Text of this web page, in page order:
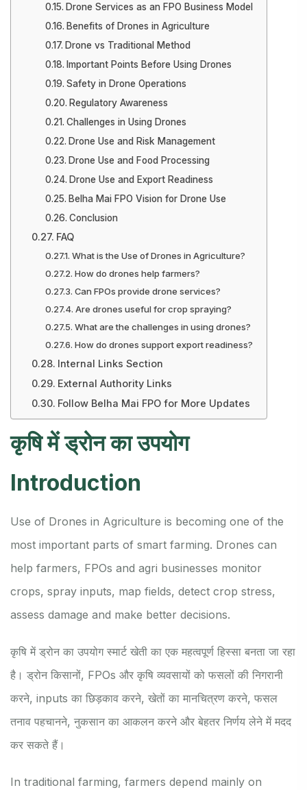
Drone Services as an FPO Business Model
Benefits of Drones in Agriculture
Drone vs Traditional Method
Important Points Before Using Drones
Safety in Drone Operations
Regulatory Awareness
Challenges in Using Drones
Drone Use and Risk Management
Drone Use and Food Processing
Drone Use and Export Readiness
Belha Mai FPO Vision for Drone Use
Conclusion
FAQ
What is the Use of Drones in Agriculture?
How do drones help farmers?
Can FPOs provide drone services?
Are drones useful for crop spraying?
What are the challenges in using drones?
How do drones support export readiness?
Internal Links Section
External Authority Links
Follow Belha Mai FPO for More Updates
कृषि में ड्रोन का उपयोग
Introduction
Use of Drones in Agriculture is becoming one of the
most important parts of smart farming. Drones can
help farmers, FPOs and agri businesses monitor
crops, spray inputs, map fields, detect crop stress,
assess damage and make better decisions.
कृषि में ड्रोन का उपयोग स्मार्ट खेती का एक महत्वपूर्ण हिस्सा बनता जा रहा
है। ड्रोन किसानों, FPOs और कृषि व्यवसायों को फसलों की निगरानी
करने, inputs का छिड़काव करने, खेतों का मानचित्रण करने, फसल
तनाव पहचानने, नुकसान का आकलन करने और बेहतर निर्णय लेने में मदद
कर सकते हैं।
In traditional farming, farmers depend mainly on